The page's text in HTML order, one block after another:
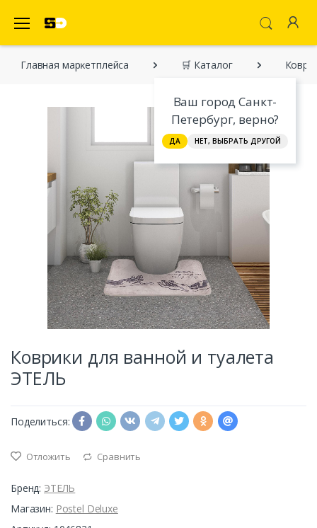
Ваш город Санкт-
Петербург, верно?
ДА НЕТ, ВЫБРАТЬ ДРУГОЙ
Главная марĸетплейса 🛒 Каталог
Коврики для ванной и туалета
ЭТЕЛЬ
Поделиться:
Отложить Сравнить
Бренд: ЭТЕЛЬ
Магазин: Postel Deluxe